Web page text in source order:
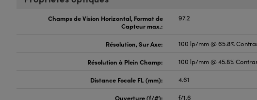
Champs de Vision Horizontal, Format de
Capteur max.:
97.2
Résolution, Sur Axe: 100 lp/mm @ 65.8%
Résolution à Plein Champ: 100 lp/mm @ 45.8%
Distance Focale FL (mm): 4.61
Ouverture (f/#): f/1.6